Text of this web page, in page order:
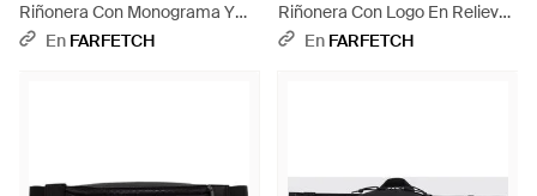
Riñonera Con Monograma Y
Placa Del Logo - Negro
En FARFETCH
Riñonera Con Logo En Relieve
- Negro
En FARFETCH